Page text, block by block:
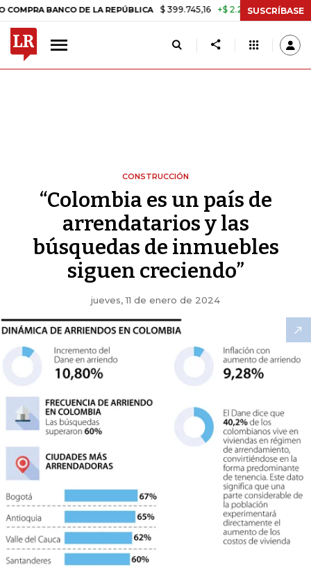
BANCO DE LA REPÚBLICA $ 399.745,16 +$ 2.295,71 +0,58% TASA
SUSCRÍBASE
CONSTRUCCIÓN
“Colombia es un país de
arrendatarios y las
búsquedas de inmuebles
siguen creciendo”
jueves, 11 de enero de 2024